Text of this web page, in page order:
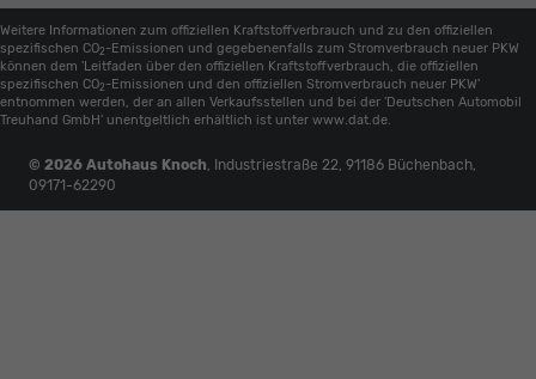
Weitere Informationen zum offiziellen Kraftstoffverbrauch und zu den offiziellen
spezifischen CO2 -Emissionen und gegebenenfalls zum Stromverbrauch neuer PKW
können dem 'Leitfaden über den offiziellen Kraftstoffverbrauch, die offiziellen
spezifischen CO2 -Emissionen und den offiziellen Stromverbrauch neuer PKW'
entnommen werden, der an allen Verkaufsstellen und bei der 'Deutschen Automobil
Treuhand GmbH' unentgeltlich erhältlich ist unter www.dat.de.
© 2026 Autohaus Knoch, Industriestraße 22, 91186 Büchenbach,
09171-62290